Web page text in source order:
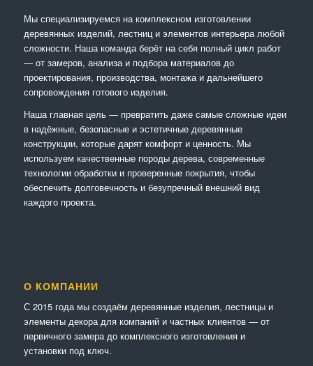
Мы специализируемся на комплексном изготовлении
деревянных изделий, лестниц и элементов интерьера любой
сложности. Наша команда берёт на себя полный цикл работ
— от замеров, анализа и подбора материалов до
проектирования, производства, монтажа и дальнейшего
сопровождения готового изделия.
Наша главная цель — превратить даже самые сложные идеи
в надёжные, безопасные и эстетичные деревянные
конструкции, которые дарят комфорт и ценность. Мы
используем качественные породы дерева, современные
технологии обработки и проверенные покрытия, чтобы
обеспечить долговечность и безупречный внешний вид
каждого проекта.
О КОМПАНИИ
С 2015 года мы создаём деревянные изделия, лестницы и
элементы декора для компаний и частных клиентов — от
первичного замера до комплексного изготовления и
установки под ключ.